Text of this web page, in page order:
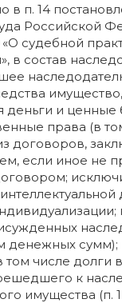
в п. 14
Российской
«О судебной
в состав
и ценные
права (в
договоров,
если иное не
денежных
том числе долги
к
имущества (п. 1